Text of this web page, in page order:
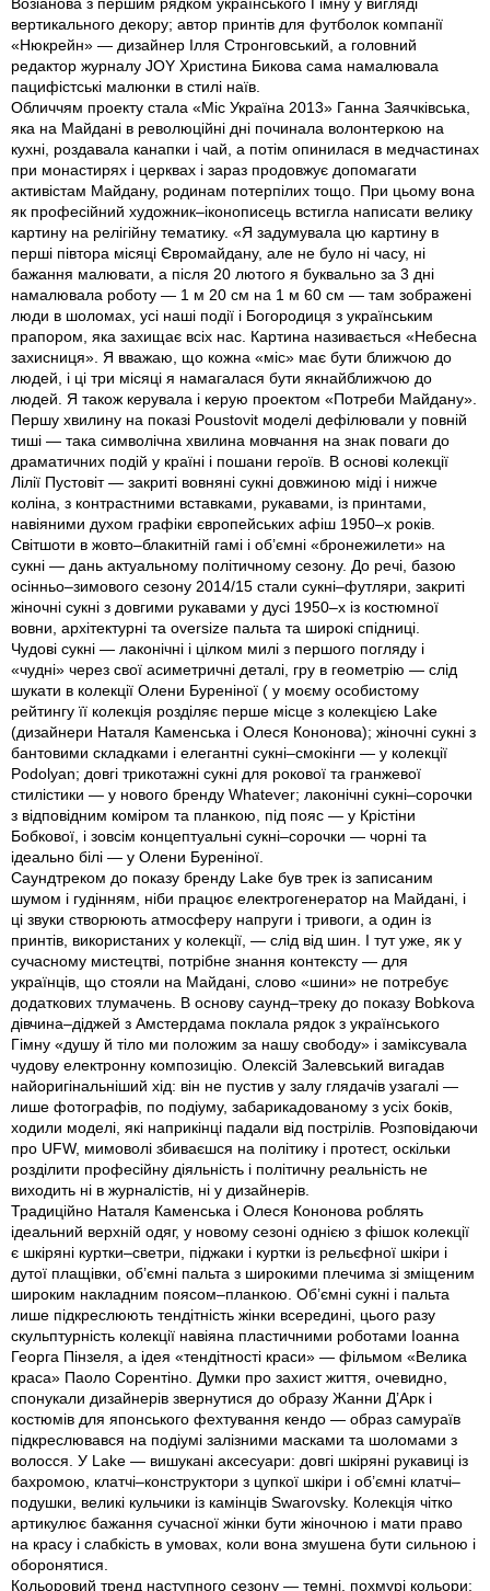
Возіанова з першим рядком українського Гімну у вигляді
вертикального декору; автор принтів для футболок компанії
«Нюкрейн» — дизайнер Ілля Стронговський, а головний
редактор журналу JOY Христина Бикова сама намалювала
пацифістські малюнки в стилі наїв.
Обличчям проекту стала «Міс Україна 2013» Ганна Заячківська,
яка на Майдані в революційні дні починала волонтеркою на
кухні, роздавала канапки і чай, а потім опинилася в медчастинах
при монастирях і церквах і зараз продовжує допомагати
активістам Майдану, родинам потерпілих тощо. При цьому вона
як професійний художник–іконописець встигла написати велику
картину на релігійну тематику. «Я задумувала цю картину в
перші півтора місяці Євромайдану, але не було ні часу, ні
бажання малювати, а після 20 лютого я буквально за 3 дні
намалювала роботу — 1 м 20 см на 1 м 60 см — там зображені
люди в шоломах, усі наші події і Богородиця з українським
прапором, яка захищає всіх нас. Картина називається «Небесна
захисниця». Я вважаю, що кожна «міс» має бути ближчою до
людей, і ці три місяці я намагалася бути якнайближчою до
людей. Я також керувала і керую проектом «Потреби Майдану».
Першу хвилину на показі Poustovit моделі дефілювали у повній
тиші — така символічна хвилина мовчання на знак поваги до
драматичних подій у країні і пошани героїв. В основі колекції
Лілії Пустовіт — закриті вовняні сукні довжиною міді і нижче
коліна, з контрастними вставками, рукавами, iз принтами,
навіяними духом графіки європейських афіш 1950–х років.
Світшоти в жовто–блакитній гамі і об’ємні «бронежилети» на
сукні — дань актуальному політичному сезону. До речі, базою
осінньо–зимового сезону 2014/15 стали сукні–футляри, закриті
жіночні сукні з довгими рукавами у дусі 1950–х із костюмної
вовни, архітектурні та oversize пальта та широкі спідниці.
Чудові сукні — лаконічні і цілком милі з першого погляду і
«чуднi» через свої асиметричні деталі, гру в геометрію — слід
шукати в колекції Олени Буреніної ( у моєму особистому
рейтингу її колекція розділяє перше місце з колекцією Lake
(дизайнери Наталя Каменська і Олеся Кононова); жіночні сукні з
бантовими складками і елегантні сукні–смокінги — у колекції
Podolyan; довгі трикотажні сукні для рокової та гранжевої
стилістики — у нового бренду Whatever; лаконічні сукні–сорочки
з відповідним коміром та планкою, під пояс — у Крістіни
Бобкової, і зовсім концептуальні сукні–сорочки — чорні та
ідеально білі — у Олени Буреніної.
Саундтреком до показу бренду Lake був трек із записаним
шумом і гудінням, ніби працює електрогенератор на Майдані, і
ці звуки створюють атмосферу напруги і тривоги, а один із
принтів, використаних у колекції, — слід від шин. І тут уже, як у
сучасному мистецтві, потрібне знання контексту — для
українців, що стояли на Майдані, слово «шини» не потребує
додаткових тлумачень. В основу саунд–треку до показу Bobkova
дівчина–діджей з Амстердама поклала рядок з українського
Гімну «душу й тіло ми положим за нашу свободу» і заміксувала
чудову електронну композицію. Олексій Залевський вигадав
найоригінальніший хід: він не пустив у залу глядачів узагалі —
лише фотографів, по подіуму, забарикадованому з усіх боків,
ходили моделі, які наприкінці падали від пострілів. Розповідаючи
про UFW, мимоволі збиваєшся на політику і протест, оскільки
розділити професійну діяльність і політичну реальність не
виходить ні в журналістів, ні у дизайнерів.
Традиційно Наталя Каменська і Олеся Кононова роблять
ідеальний верхній одяг, у новому сезоні однією з фішок колекції
є шкіряні куртки–светри, піджаки і куртки із рельєфної шкіри і
дутої плащівки, об’ємні пальта з широкими плечима зі зміщеним
широким накладним поясом–планкою. Об’ємні сукні і пальта
лише підкреслюють тендітність жінки всередині, цього разу
скульптурність колекції навіяна пластичними роботами Іоанна
Георга Пінзеля, а ідея «тендітності краси» — фільмом «Велика
краса» Паоло Сорентіно. Думки про захист життя, очевидно,
спонукали дизайнерiв звернутися до образу Жанни Д’Арк і
костюмів для японського фехтування кендо — образ самураїв
підкреслювався на подіумі залізними масками та шоломами з
волосся. У Lake — вишукані аксесуари: довгі шкіряні рукавиці із
бахромою, клатчі–конструктори з цупкої шкіри і об’ємні клатчі–
подушки, великі кульчики із камінців Swarovsky. Колекція чітко
артикулює бажання сучасної жінки бути жіночною і мати право
на красу і слабкість в умовах, коли вона змушена бути сильною і
оборонятися.
Кольоровий тренд наступного сезону — темні, похмурі кольори: